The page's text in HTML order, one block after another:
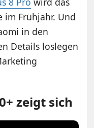
im Frühjahr. Und
in den
Details loslegen
zeigt sich